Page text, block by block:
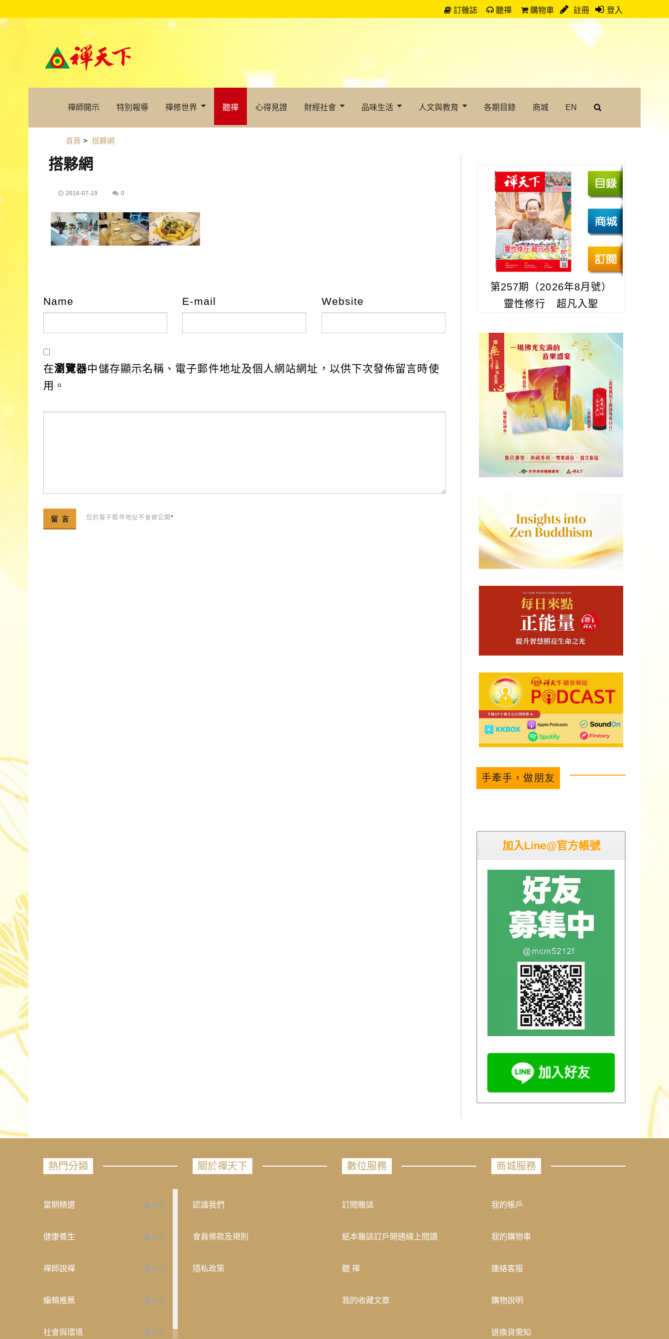
訂雜誌 聽禪 購物車 註冊 登入
禪師開示 特別報導 禪修世界 聽禪 心得見證 財經社會 品味生活 人文與教育 各期目錄 商城 EN
首頁 > 搭夥網
搭夥網
2016-07-19 0
Name E-mail Website
在瀏覽器中儲存顯示名稱、電子郵件地址及個人網站網址，以供下次發佈留言時使
用。
您的電子郵件地址不會被公開*
第257期（2026年8月號）
靈性修行 超凡入聖
手牽手，做朋友
加入Line@官方帳號
熱門分類
當期精選 658
健康養生 276
禪師說禪 267
編輯推薦 236
社會與環境 235
關於禪天下
認識我們
會員條款及規則
隱私政策
數位服務
訂閱雜誌
紙本雜誌訂戶開通線上閱讀
聽 禪
我的收藏文章
商城服務
我的帳戶
我的購物車
連絡客服
購物說明
退換貨需知